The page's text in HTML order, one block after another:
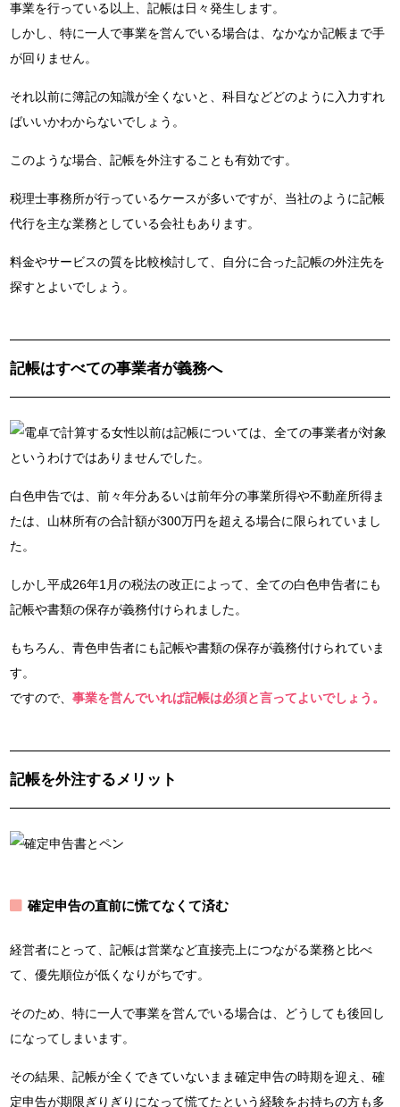
事業を行っている以上、記帳は日々発生します。
しかし、特に一人で事業を営んでいる場合は、なかなか記帳まで手
が回りません。
それ以前に簿記の知識が全くないと、科目などどのように入力すれ
ばいいかわからないでしょう。
このような場合、記帳を外注することも有効です。
税理士事務所が行っているケースが多いですが、当社のように記帳
代行を主な業務としている会社もあります。
料金やサービスの質を比較検討して、自分に合った記帳の外注先を
探すとよいでしょう。
記帳はすべての事業者が義務へ
以前は記帳については、全ての事業者が対象
というわけではありませんでした。
白色申告では、前々年分あるいは前年分の事業所得や不動産所得ま
たは、山林所有の合計額が300万円を超える場合に限られていまし
た。
しかし平成26年1月の税法の改正によって、全ての白色申告者にも
記帳や書類の保存が義務付けられました。
もちろん、青色申告者にも記帳や書類の保存が義務付けられていま
す。
ですので、事業を営んでいれば記帳は必須と言ってよいでしょう。
記帳を外注するメリット
確定申告の直前に慌てなくて済む
経営者にとって、記帳は営業など直接売上につながる業務と比べ
て、優先順位が低くなりがちです。
そのため、特に一人で事業を営んでいる場合は、どうしても後回し
になってしまいます。
その結果、記帳が全くできていないまま確定申告の時期を迎え、確
定申告が期限ぎりぎりになって慌てたという経験をお持ちの方も多